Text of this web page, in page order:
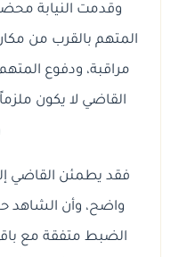
وقدمت النيابة
المتهم بالقرب من
مراقبة، ودفوع
القاضي لا يكون
فقد يطمئن القاضي
واضح، وأن الشاهد
الضبط متفقة مع